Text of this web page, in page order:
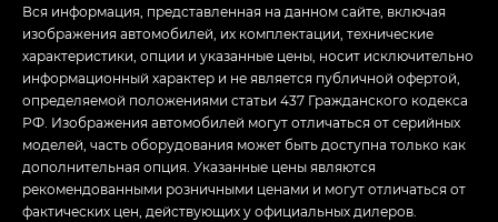
Вся информация, представленная на данном сайте, включая
изображения автомобилей, их комплектации, технические
характеристики, опции и указанные цены, носит исключительно
информационный характер и не является публичной офертой,
определяемой положениями статьи 437 Гражданского кодекса
РФ. Изображения автомобилей могут отличаться от серийных
моделей, часть оборудования может быть доступна только как
дополнительная опция. Указанные цены являются
рекомендованными розничными ценами и могут отличаться от
фактических цен, действующих у официальных дилеров.